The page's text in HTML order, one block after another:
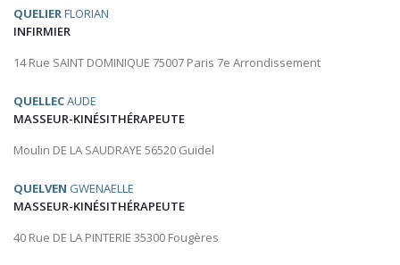
QUELIERFLORIAN
INFIRMIER
14 Rue SAINT DOMINIQUE 75007 Paris 7e Arrondissement
QUELLECAUDE
MASSEUR-KINÉSITHÉRAPEUTE
Moulin DE LA SAUDRAYE 56520 Guidel
QUELVEN GWENAELLE
MASSEUR-KINÉSITHÉRAPEUTE
40 Rue DE LA PINTERIE 35300 Fougères